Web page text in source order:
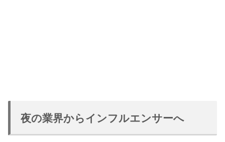
夜の業界からインフルエンサーへ